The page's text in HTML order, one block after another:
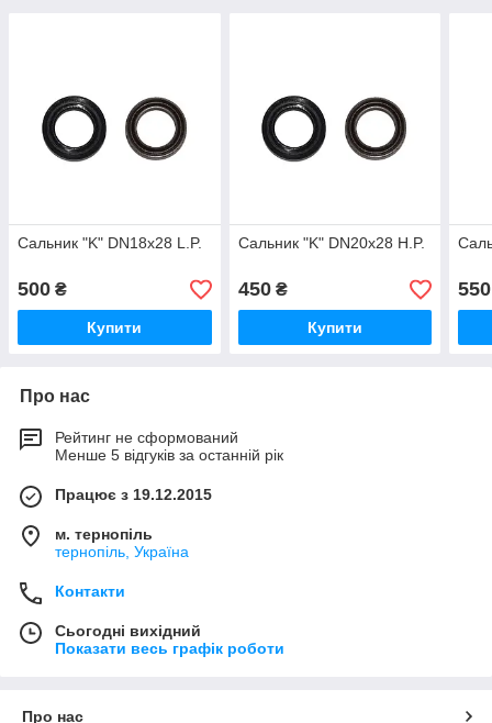
Сальник "K" DN18x28 L.P.
500 ₴
Купити
Сальник "K" DN20x28 H.P.
450₴
Купити
550
Про нас
Рейтинг не сформований
Менше 5 відгуків за останній рік
Працює з 19.12.2015
м. тернопіль
тернопіль, Україна
Контакти
Сьогодні вихідний
Показати весь графік роботи
Про нас